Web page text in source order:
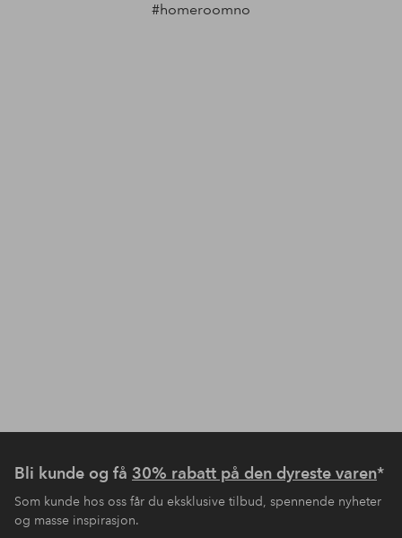
#homeroomno
Bli kunde og få 30% rabatt på den dyreste varen*
Som kunde hos oss får du eksklusive tilbud, spennende nyheter
og masse inspirasjon.